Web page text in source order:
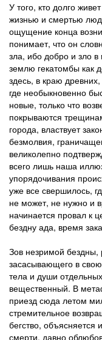
У того, кто долго
жизнью и смертью
ощущение конца
понимает, что он
зла, ибо добро и зло
землю гекатомбы как
здесь, в краю
где необыкновенно
новые, только что
покрываются
города, властвует
безмолвия,
великолепно
всего лишь наша
упорядочивания
уже все свершилось,
не может, не нужно и
начинается провал к
бездну ада, время
Зов незримой бездны,
засасывающего в
тела и души
вещественный. В
приезд сюда летом
стремительное
бегство,
смерти, давно